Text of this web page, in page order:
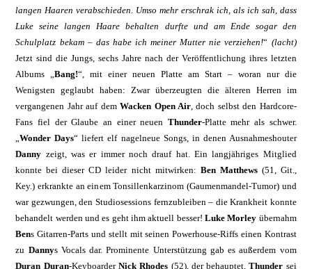
langen Haaren verabschieden. Umso mehr erschrak ich, als ich sah, dass
Luke seine langen Haare behalten durfte und am Ende sogar den
Schulplatz bekam – das habe ich meiner Mutter nie verziehen!“ (lacht)
Jetzt sind die Jungs, sechs Jahre nach der Veröffentlichung ihres letzten
Albums „Bang!“, mit einer neuen Platte am Start – woran nur die
Wenigsten geglaubt haben: Zwar überzeugten die älteren Herren im
vergangenen Jahr auf demWacken Open Air, doch selbst den Hardcore-
Fans fiel der Glaube an einer neuen Thunder-Platte mehr als schwer.
„Wonder Days“ liefert elf nagel­neue Songs, in denen Ausnahmeshouter
Danny zeigt, was er immer noch drauf hat. Ein langjähriges Mitglied
konnte bei dieser CD leider nicht mitwirken: Ben Matthews(51, Git.,
Key.) erkrankte an einem Tonsillen­karzinom (Gaumenmandel-Tumor) und
war gezwungen, den Studiosessions fernzubleiben – die Krankheit konnte
behandelt werden und es geht ihm aktuell besser! Luke Morley übernahm
Bens Gitarren-Parts und stellt mit seinen Powerhouse-Riffs einen Kontrast
zu Dannys Vocals dar. Prominente Unterstütz­ung gab es außerdem vom
Duran Duran-Keyboarder Nick Rhodes (52), der be­hauptet,Thunder sei